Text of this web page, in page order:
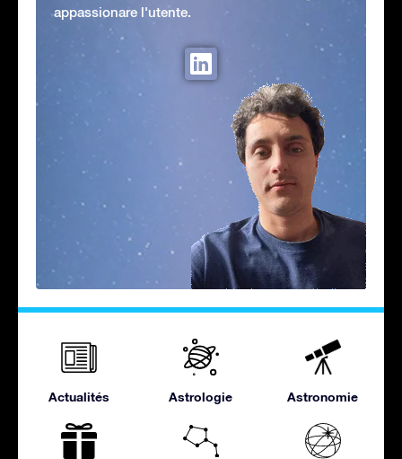
appassionare l'utente.
Actualités Astrologie Astronomie